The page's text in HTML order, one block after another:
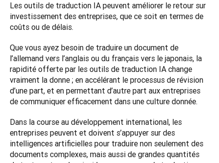
Les outils de traduction IA peuvent améliorer le retour sur
investissement des entreprises, que ce soit en termes de
coûts ou de délais.
Que vous ayez besoin de traduire un document de
l’allemand vers l’anglais ou du français vers le japonais, la
rapidité offerte par les outils de traduction IA change
vraiment la donne ; en accélérant le processus de révision
d’une part, et en permettant d’autre part aux entreprises
de communiquer efficacement dans une culture donnée.
Dans la course au développement international, les
entreprises peuvent et doivent s’appuyer sur des
intelligences artificielles pour traduire non seulement des
documents complexes, mais aussi de grandes quantités